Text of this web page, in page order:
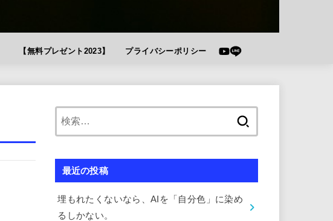
【無料プレゼント2023】 プライバシーポリシー
最近の投稿
埋もれたくないなら、AIを「自分色」に染め
るしかない。